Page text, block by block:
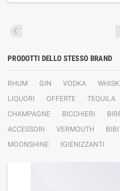
PRODOTTI DELLO STESSO BRAND
RHUM GIN VODKA
LIQUORI
OFFERTE TEQUILA
CHAMPAGNE
BICCHIERI
ACCESSORI
VERMOUTH
MOONSHINE
IGIENIZZANTI